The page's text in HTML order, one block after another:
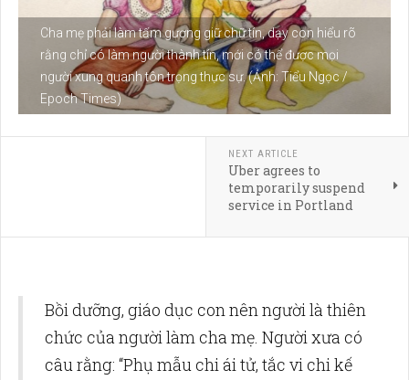
Cha mẹ phải làm tấm gương giữ chữ tín, dạy con hiểu rõ
rằng chỉ có làm người thành tín, mới có thể được mọi
người xung quanh tôn trọng thực sự. (Ảnh: Tiểu Ngọc /
Epoch Times)
NEXT ARTICLE
Uber agrees to
temporarily suspend
service in Portland
Bồi dưỡng, giáo dục con nên người là thiên
chức của người làm cha mẹ. Người xưa có
câu rằng: “Phụ mẫu chi ái tử, tắc vi chi kế